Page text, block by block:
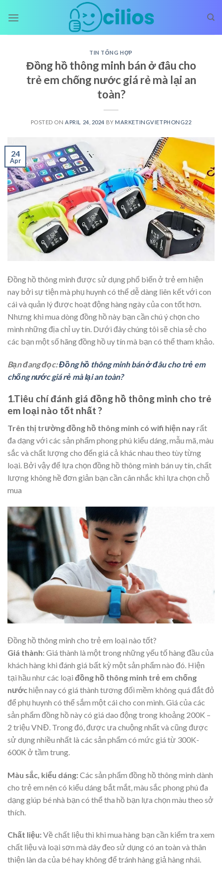
TIN TỔNG HỢP
Đồng hồ thông minh bán ở đâu cho
trẻ em chống nước giá rẻ mà lại an
toàn?
POSTED ON APRIL 24, 2024 BY MARKETINGVIETPHONG22
24
Apr
Đồng hồ thông minh được sử dụng phổ biến ở trẻ em hiện
nay bởi sự tiện mà phụ huynh có thể dễ dàng liên kết với con
cái và quản lý được hoạt động hàng ngày của con tốt hơn.
Nhưng khi mua dòng đồng hồ này bạn cần chú ý chọn cho
mình những địa chỉ uy tín. Dưới đây chúng tôi sẽ chia sẻ cho
các bạn một số hãng đồng hồ uy tín mà bạn có thể tham khảo.
Bạn đang đọc:Đồng hồ thông minh bán ở đâu cho trẻ em
chống nước giá rẻ mà lại an toàn?
1.Tiêu chí đánh giá đồng hồ thông minh cho trẻ
em loại nào tốt nhất ?
Trên thị trường đồng hồ thông minh có wifi hiện nayrất
đa dạng với các sản phẩm phong phú kiểu dáng, mẫu mã, màu
sắc và chất lượng cho đến giá cả khác nhau theo tùy từng
loại. Bởi vậy để lựa chọn đồng hồ thông minh bán uy tín, chất
lượng không hề đơn giản bạn cần cân nhắc khi lựa chọn chỗ
mua
Đồng hồ thông minh cho trẻ em loại nào tốt?
Giá thành: Giá thành là một trong những yếu tố hàng đầu của
khách hàng khi đánh giá bất kỳ một sản phẩm nào đó. Hiện
tại hầu như các loại đồng hồ thông minh trẻ em chống
nướchiện nay có giá thành tương đối mềm không quá đắt đỏ
để phụ huynh có thể sắm một cái cho con mình. Giá của các
sản phẩm đồng hồ này có giá dao động trong khoảng 200K –
2 triệu VNĐ. Trong đó, được ưa chuộng nhất và cũng được
sử dụng nhiều nhất là các sản phẩm có mức giá từ 300K-
600K ở tầm trung.
Màu sắc, kiểu dáng:Các sản phẩm đồng hồ thông minh dành
cho trẻ em nên có kiểu dáng bắt mắt, màu sắc phong phú đa
dạng giúp bé nhà bạn có thể tha hồ bạn lựa chọn màu theo sở
thích.
Chất liệu:Về chất liệu thì khi mua hàng bạn cần kiểm tra xem
chất liệu và loại sơn mà dây đeo sử dụng có an toàn và thân
thiện làn da của bé hay không để tránh hàng giả hàng nhái.